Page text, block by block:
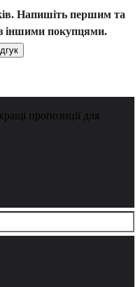
Напишіть першим та
іншими покупцями.
пропозиції для